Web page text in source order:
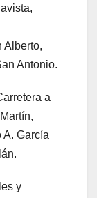
Alberto,
Antonio.
a
A. García
y